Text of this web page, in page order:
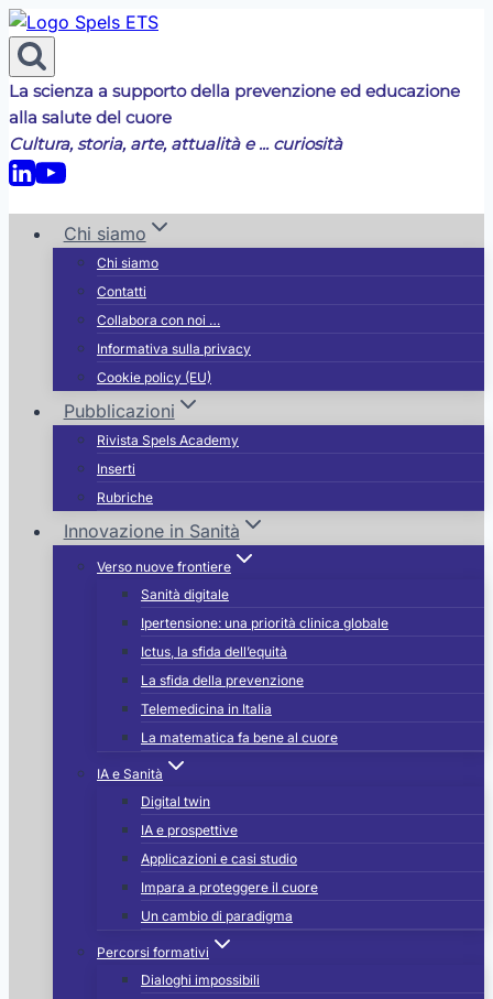
Salta
al
contenuto
La scienza a supporto della prevenzione ed educazione
alla salute del cuore
Cultura, storia, arte, attualità e ... curiosità
Chi siamo
Chi siamo
Contatti
Collabora con noi …
Informativa sulla privacy
Cookie policy (EU)
Pubblicazioni
Rivista Spels Academy
Inserti
Rubriche
Innovazione in Sanità
Verso nuove frontiere
Sanità digitale
Ipertensione: una priorità clinica globale
Ictus, la sfida dell’equità
La sfida della prevenzione
Telemedicina in Italia
La matematica fa bene al cuore
IA e Sanità
Digital twin
IA e prospettive
Applicazioni e casi studio
Impara a proteggere il cuore
Un cambio di paradigma
Percorsi formativi
Dialoghi impossibili